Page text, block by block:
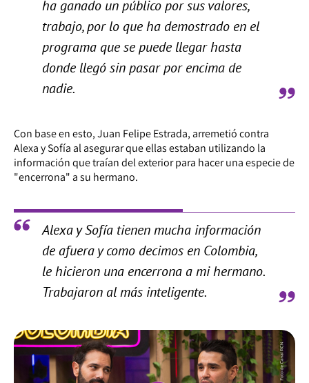
ha ganado un público por sus valores,
trabajo, por lo que ha demostrado en el
programa que se puede llegar hasta
donde llegó sin pasar por encima de
nadie.
Con base en esto, Juan Felipe Estrada, arremetió contra
Alexa y Sofía al asegurar que ellas estaban utilizando la
información que traían del exterior para hacer una especie de
"encerrona" a su hermano.
Alexa y Sofía tienen mucha información
de afuera y como decimos en Colombia,
le hicieron una encerrona a mi hermano.
Trabajaron al más inteligente.